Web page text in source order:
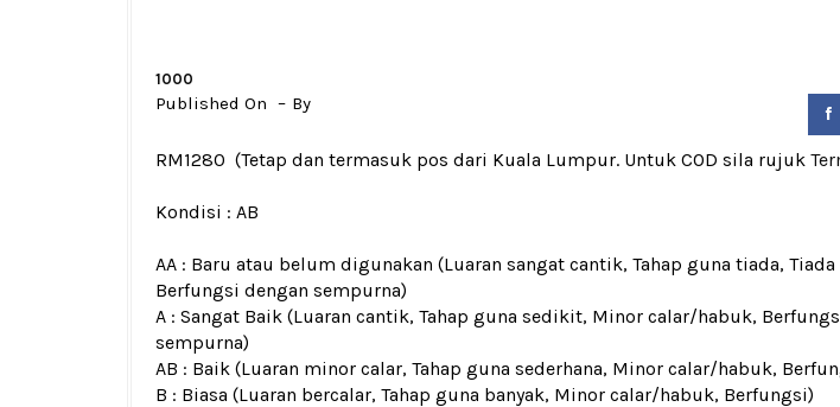
1000
Published On By
RM1280 (Tetap dan termasuk pos dari Kuala Lumpur. Untuk COD sila rujuk
Kondisi : AB
AA : Baru atau belum digunakan (Luaran sangat cantik, Tahap guna tiada,
Berfungsi dengan sempurna)
A : Sangat Baik (Luaran cantik, Tahap guna sedikit, Minor calar/habuk,
sempurna)
AB : Baik (Luaran minor calar, Tahap guna sederhana, Minor calar/habuk,
B : Biasa (Luaran bercalar, Tahap guna banyak, Minor calar/habuk, Berfungsi)